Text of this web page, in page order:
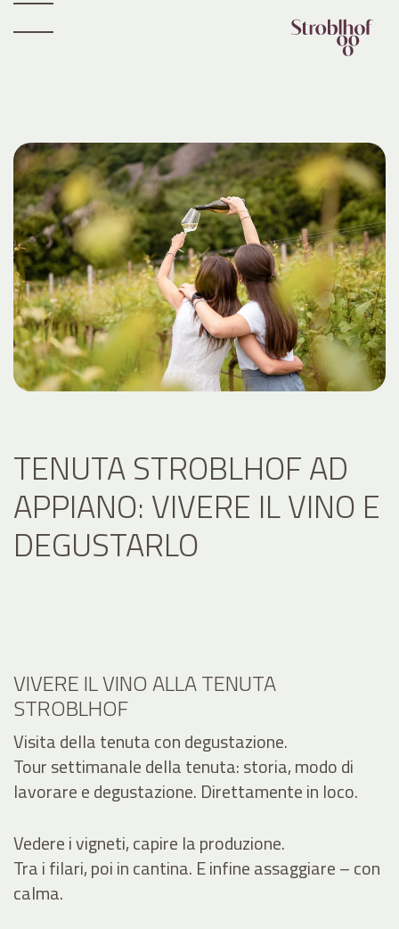
TENUTA STROBLHOF AD
APPIANO: VIVERE IL VINO E
DEGUSTARLO
VIVERE IL VINO ALLA TENUTA
STROBLHOF
Visita della tenuta con degustazione.
Tour settimanale della tenuta: storia, modo di
lavorare e degustazione. Direttamente in loco.
Vedere i vigneti, capire la produzione.
Tra i filari, poi in cantina. E infine assaggiare – con
calma.